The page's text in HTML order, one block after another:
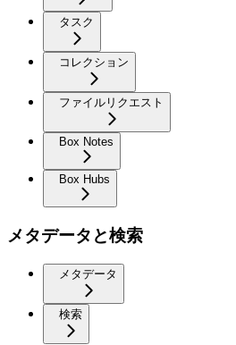
タスク
コレクション
ファイルリクエスト
Box Notes
Box Hubs
メタデータと検索
メタデータ
検索